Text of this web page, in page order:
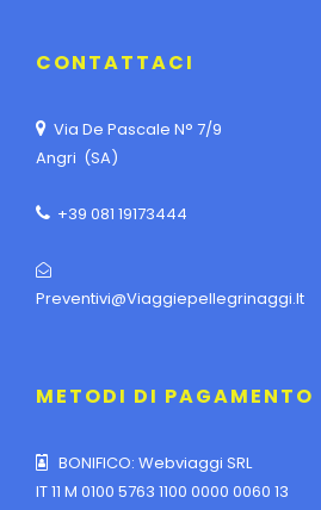
CONTATTACI
Via De Pascale N° 7/9
Angri (SA)
+39 081 19173444
Preventivi@viaggiepellegrinaggi.it
METODI DI PAGAMENTO
BONIFICO: Webviaggi SRL
IT 11 M 0100 5763 1100 0000 0060 13